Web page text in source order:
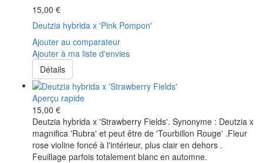
15,00 €
Deutzia hybrida x 'Pink Pompon'
Ajouter au comparateur
Ajouter à ma liste d'envies
Détails
Aperçu rapide
15,00 €
Deutzia hybrida x 'Strawberry Fields'. Synonyme : Deutzia x
magnifica 'Rubra' et peut être de 'Tourbillon Rouge' .Fleur
rose violine foncé à l'intérieur, plus clair en dehors .
Feuillage parfois totalement blanc en automne.